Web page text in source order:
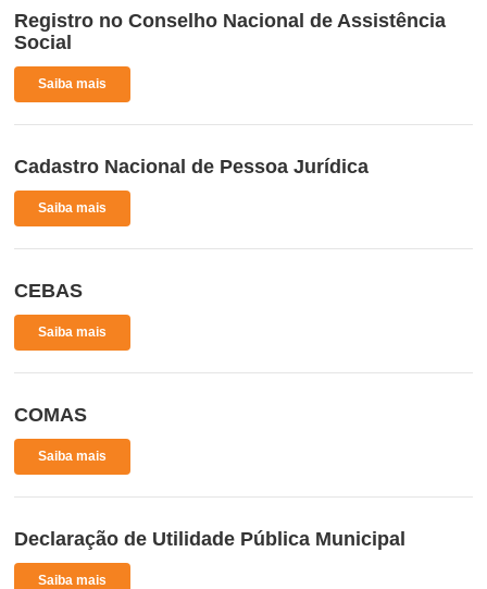
Registro no Conselho Nacional de Assistência
Social
Saiba mais
Cadastro Nacional de Pessoa Jurídica
Saiba mais
CEBAS
Saiba mais
COMAS
Saiba mais
Declaração de Utilidade Pública Municipal
Saiba mais